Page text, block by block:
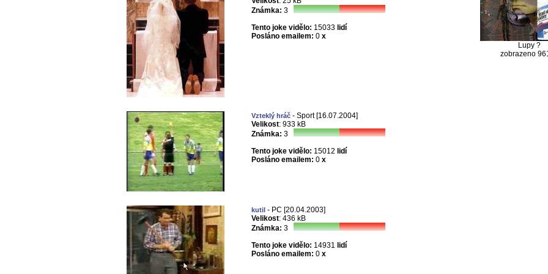
Lupy ?
zobrazeno
Známka: 3
Tento joke vidělo: 15033 lidí
Posláno emailem: 0 x
Vzteklý hráč- Sport [16.07.2004]
Velikost: 933 kB
Známka: 3
Tento joke vidělo: 15012 lidí
Posláno emailem: 0 x
kutil- PC [20.04.2003]
Velikost: 436 kB
Známka: 3
Tento joke vidělo: 14931 lidí
Posláno emailem: 0 x